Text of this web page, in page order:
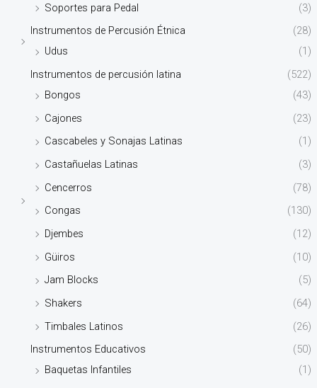
Soportes para Pedal
(3)
Instrumentos de Percusión Étnica
(28)
Udus
(1)
Instrumentos de percusión latina
(522)
Bongos
(43)
Cajones
(23)
Cascabeles y Sonajas Latinas
(1)
Castañuelas Latinas
(3)
Cencerros
(78)
Congas
(130)
Djembes
(12)
Güiros
(10)
Jam Blocks
(5)
Shakers
(64)
Timbales Latinos
(26)
Instrumentos Educativos
(50)
Baquetas Infantiles
(1)